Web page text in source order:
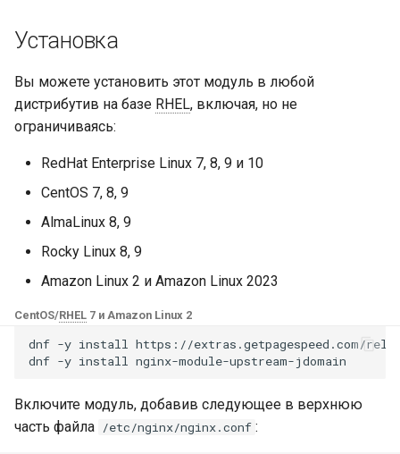
а
ц
и
$browser_version
$device_json
$is_bot
$is_desktop
Задача по умолчанию
Статический анализ
Тестирование
Запуск GitHub Actions
Оригинальный автор
aws-sdk
balancer
base-encoding
cache
consul-event
cookie
cors
Установка на RHEL, CentOS
и Rocky Linux
Модули NGINX для панели
управления Plesk - RPM-
пакеты
cPanel EA4 NGINX Модули -
Превратите ea-nginx в
мощный инструмент
производительности и
Поддержка NGINX HTTP/3
RHEL и CentOS
Angie Web Server -
Установка на RHEL, CentOS,
Установка
Вы можете установить этот модуль в любой
дистрибутив на базе RHEL, включая, но не
ограничиваясь:
RedHat Enterprise Linux 7, 8, 9 и 10
CentOS 7, 8, 9
AlmaLinux 8, 9
Rocky Linux 8, 9
Amazon Linux 2 и Amazon Linux 2023
CentOS/RHEL 7 и Amazon Linux 2
dnf -y install
https://extras.getpagespeed.com/
dnf -y install
Включите модуль, добавив следующее в верхнюю
часть файла /etc/nginx/nginx.conf :